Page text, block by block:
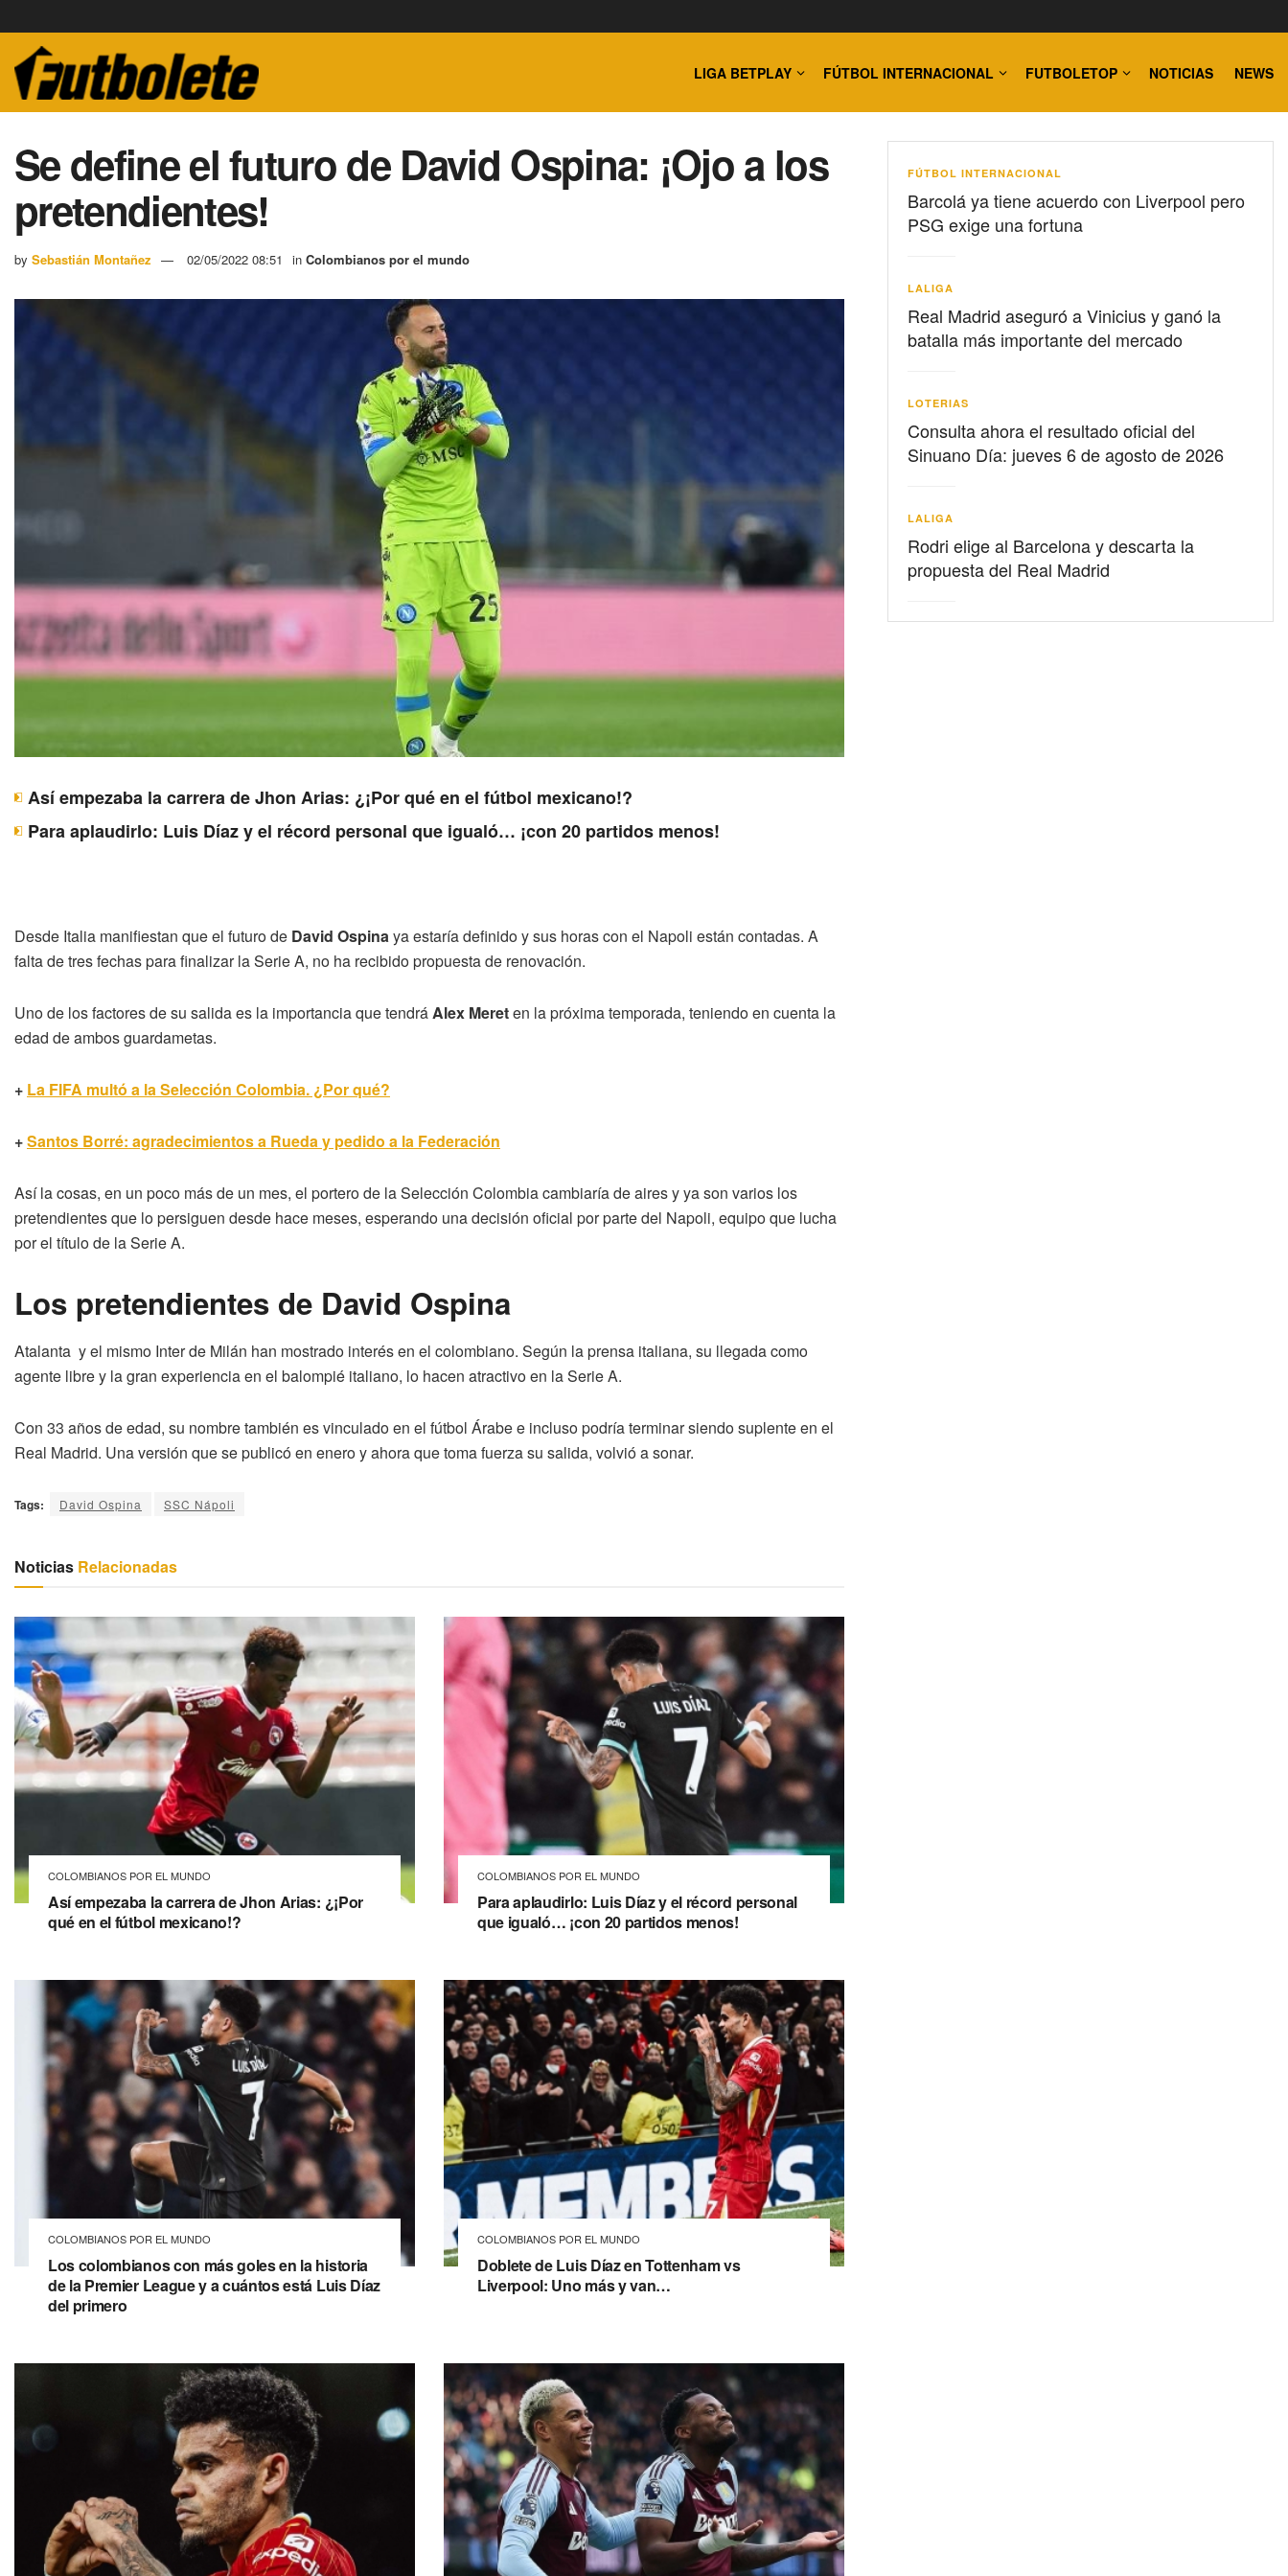
LIGA BETPLAY FÚTBOL INTERNACIONAL FUTBOLETOP NOTICIAS NEWS
Se define el futuro de David Ospina: ¡Ojo a los
pretendientes!
by Sebastián Montañez 02/05/2022 08:51 in Colombianos por el mundo
Así empezaba la carrera de Jhon Arias: ¿¡Por qué en el fútbol mexicano!?
Para aplaudirlo: Luis Díaz y el récord personal que igualó… ¡con 20 partidos menos!
Desde Italia manifiestan que el futuro de David Ospinaya estaría definido y sus horas con el Napoli están contadas. A
falta de tres fechas para finalizar la Serie A, no ha recibido propuesta de renovación.
Uno de los factores de su salida es la importancia que tendráAlex Mereten la próxima temporada, teniendo en cuenta la
edad de ambos guardametas.
+ La FIFA multó a la Selección Colombia. ¿Por qué?
+Santos Borré: agradecimientos a Rueda y pedido a la Federación
Así la cosas, en un poco más de un mes, el portero de la Selección Colombia cambiaría de aires y ya son varios los
pretendientes que lo persiguen desde hace meses, esperando una decisión oficial por parte del Napoli, equipo que lucha
por el título de la Serie A.
Los pretendientes de David Ospina
Atalanta y el mismo Inter de Milán han mostrado interés en el colombiano. Según la prensa italiana, su llegada como
agente libre y la gran experiencia en el balompié italiano, lo hacen atractivo en la Serie A.
Con 33 años de edad, su nombre también es vinculado en el fútbol Árabe e incluso podría terminar siendo suplente en el
Real Madrid. Una versión que se publicó en enero y ahora que toma fuerza su salida, volvió a sonar.
Tags: David Ospina SSC Nápoli
Noticias Relacionadas
COLOMBIANOS POR EL MUNDO
Así empezaba la carrera de Jhon Arias: ¿¡Por
qué en el fútbol mexicano!?
COLOMBIANOS POR EL MUNDO
Para aplaudirlo: Luis Díaz y el récord personal
que igualó… ¡con 20 partidos menos!
COLOMBIANOS POR EL MUNDO
Los colombianos con más goles en la historia
de la Premier League y a cuántos está Luis Díaz
del primero
COLOMBIANOS POR EL MUNDO
Doblete de Luis Díaz en Tottenham vs
Liverpool: Uno más y van…
FÚTBOL INTERNACIONAL
Barcolá ya tiene acuerdo con Liverpool pero
PSG exige una fortuna
LALIGA
Real Madrid aseguró a Vinicius y ganó la
batalla más importante del mercado
LOTERIAS
Consulta ahora el resultado oficial del
Sinuano Día: jueves 6 de agosto de 2026
LALIGA
Rodri elige al Barcelona y descarta la
propuesta del Real Madrid